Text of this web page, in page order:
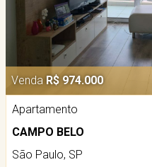
Venda R$ 974.000
Apartamento
CAMPO BELO
São Paulo, SP